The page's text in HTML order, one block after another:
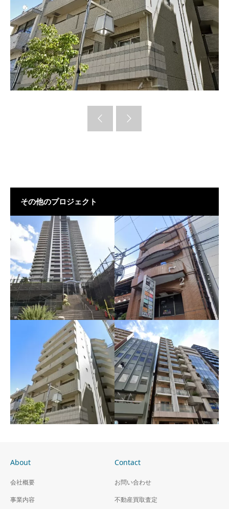
その他のプロジェクト
収益区分 タワーマンシ
ョン2LDK 川口市
収益区分店舗 福岡市中
央区
端
About
会社概要
事業内容
Contact
お問い合わせ
不動産買取査定